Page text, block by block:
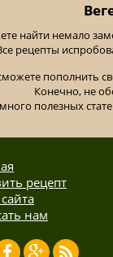
найти немало
рецепты
пополнить
Конечно, не
полезных
рецепт
нам